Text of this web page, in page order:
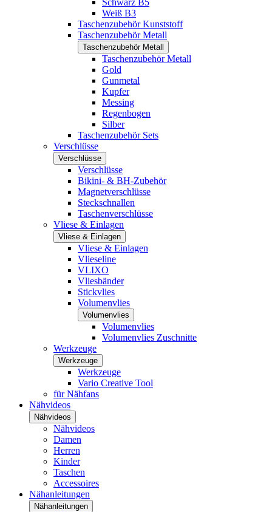
Schwarz B5
Weiß B3
Taschenzubehör Kunststoff
Taschenzubehör Metall
Taschenzubehör Metall
Taschenzubehör Metall
Gold
Gunmetal
Kupfer
Messing
Regenbogen
Silber
Taschenzubehör Sets
Verschlüsse
Verschlüsse
Verschlüsse
Bikini- & BH-Zubehör
Magnetverschlüsse
Steckschnallen
Taschenverschlüsse
Vliese & Einlagen
Vliese & Einlagen
Vliese & Einlagen
Vlieseline
VLIXO
Vliesbänder
Stickvlies
Volumenvlies
Volumenvlies
Volumenvlies
Volumenvlies Zuschnitte
Werkzeuge
Werkzeuge
Werkzeuge
Vario Creative Tool
für Nähfans
Nähvideos
Nähvideos
Nähvideos
Damen
Herren
Kinder
Taschen
Accessoires
Nähanleitungen
Nähanleitungen